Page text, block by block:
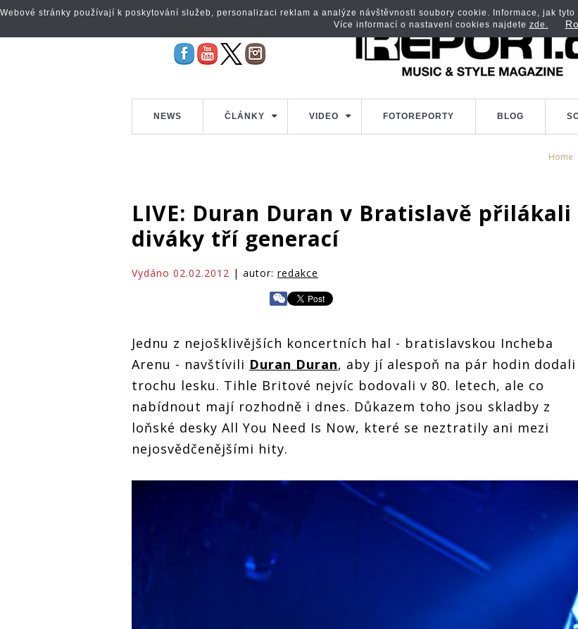
NEWS ČLÁNKY VIDEO FOTOREPORTY BLOG
Home
LIVE: Duran Duran v Bratislavě přilákali
diváky tří generací
Vydáno 02.02.2012 | autor: redakce
Jednu z nejošklivějších koncertních hal - bratislavskou Incheba
Arenu - navštívili Duran Duran, aby jí alespoň na pár hodin dodali
trochu lesku. Tihle Britové nejvíc bodovali v 80. letech, ale co
nabídnout mají rozhodně i dnes. Důkazem toho jsou skladby z
loňské desky All You Need Is Now, které se neztratily ani mezi
nejosvědčenějšími hity.
Webové stránky používají k poskytování služeb, personalizaci reklam a analýze návštěvnosti soubory cookie. Informace, jak
Více informací o nastavení cookies najdete zde.